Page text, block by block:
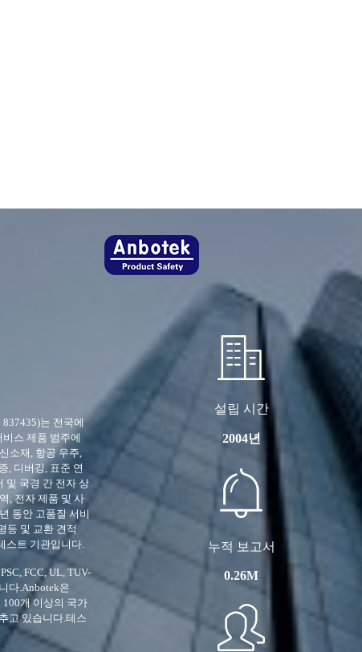
837435)는 전국에
스 제품 범주에
소재, 항공 우주,
, 디버깅, 표준 연
및 국경 간 전자 상
, 전자 제품 및 사
동안 고품질 서비
등 및 교환 견적
스트 기관입니다.
FCC, UL, TUV-
다.Anbotek은
100개 이상의 국가
고 있습니다.테스
설립 시간
2004년
누적 보고서
0.26M